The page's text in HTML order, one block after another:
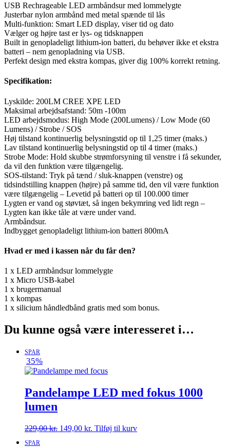
USB Rechrageable LED armbåndsur med lommelygte
Justerbar nylon armbånd med metal spænde til lås
Multi-funktion: Smart LED display, viser tid og dato
Vælger og højre tast er lys- og tidsknappen
Built in genopladeligt lithium-ion batteri, du behøver ikke et ekstra
batteri – nem genopladning via USB.
Perfekt design med ekstra kompas, giver dig 100% korrekt retning.
Specifikation:
Lyskilde: 200LM CREE XPE LED
Maksimal arbejdsafstand: 50m -100m
LED arbejdsmodus: High Mode (200Lumens) / Low Mode (60
Lumens) / Strobe / SOS
Høj tilstand kontinuerlig belysningstid op til 1,25 timer (maks.)
Lav tilstand kontinuerlig belysningstid op til 4 timer (maks.)
Strobe Mode: Hold skubbe strømforsyning til venstre i få sekunder,
da vil den funktion være tilgængelig.
SOS-tilstand: Tryk på tænd / sluk-knappen (venstre) og
tidsindstilling knappen (højre) på samme tid, den vil være funktion
være tilgængelig – Levetid på batteri op til 100.000 timer
Lygten er vand og støvtæt, så ingen bekymring ved lidt regn –
Lygten kan ikke tåle at være under vand.
Armbåndsur.
Indbygget genopladeligt lithium-ion batteri 800mA
Hvad er med i kassen når du får den?
1 x LED armbåndsur lommelygte
1 x Micro USB-kabel
1 x brugermanual
1 x kompas
1 x silicium håndledbånd gratis med som bonus.
Du kunne også være interesseret i…
SPAR
35%
Pandelampe LED med fokus 1000
lumen
229,00kr. Den
149,00 kr. Den
Tilføj til kurv
SPAR